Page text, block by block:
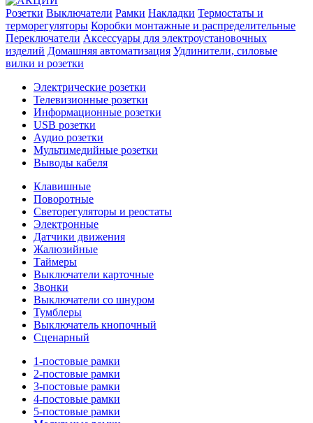
Розетки Выключатели Рамки Накладки Термостаты и
терморегуляторы Коробки монтажные и распределительные
Переключатели Аксессуары для электроустановочных
изделий Домашняя автоматизация Удлинители, силовые
вилки и розетки
Электрические розетки
Телевизионные розетки
Информационные розетки
USB розетки
Аудио розетки
Мультимедийные розетки
Выводы кабеля
Клавишные
Поворотные
Светорегуляторы и реостаты
Электронные
Датчики движения
Жалюзийные
Таймеры
Выключатели карточные
Звонки
Выключатели со шнуром
Тумблеры
Выключатель кнопочный
Сценарный
1-постовые рамки
2-постовые рамки
3-постовые рамки
4-постовые рамки
5-постовые рамки